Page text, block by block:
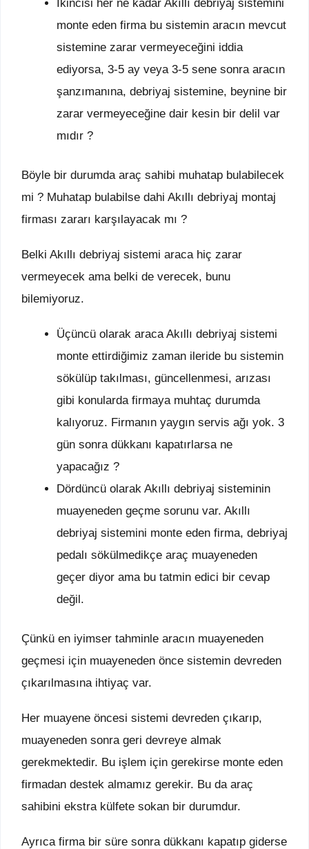
İkincisi her ne kadar Akıllı debriyaj sistemini
monte eden firma bu sistemin aracın mevcut
sistemine zarar vermeyeceğini iddia
ediyorsa, 3-5 ay veya 3-5 sene sonra aracın
şanzımanına, debriyaj sistemine, beynine bir
zarar vermeyeceğine dair kesin bir delil var
mıdır ?
Böyle bir durumda araç sahibi muhatap bulabilecek
mi ? Muhatap bulabilse dahi Akıllı debriyaj montaj
firması zararı karşılayacak mı ?
Belki Akıllı debriyaj sistemi araca hiç zarar
vermeyecek ama belki de verecek, bunu
bilemiyoruz.
Üçüncü olarak araca Akıllı debriyaj sistemi
monte ettirdiğimiz zaman ileride bu sistemin
sökülüp takılması, güncellenmesi, arızası
gibi konularda firmaya muhtaç durumda
kalıyoruz. Firmanın yaygın servis ağı yok. 3
gün sonra dükkanı kapatırlarsa ne
yapacağız ?
Dördüncü olarak Akıllı debriyaj sisteminin
muayeneden geçme sorunu var. Akıllı
debriyaj sistemini monte eden firma, debriyaj
pedalı sökülmedikçe araç muayeneden
geçer diyor ama bu tatmin edici bir cevap
değil.
Çünkü en iyimser tahminle aracın muayeneden
geçmesi için muayeneden önce sistemin devreden
çıkarılmasına ihtiyaç var.
Her muayene öncesi sistemi devreden çıkarıp,
muayeneden sonra geri devreye almak
gerekmektedir. Bu işlem için gerekirse monte eden
firmadan destek almamız gerekir. Bu da araç
sahibini ekstra külfete sokan bir durumdur.
Ayrıca firma bir süre sonra dükkanı kapatıp giderse